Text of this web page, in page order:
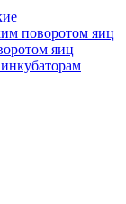
поворотом яиц
яиц